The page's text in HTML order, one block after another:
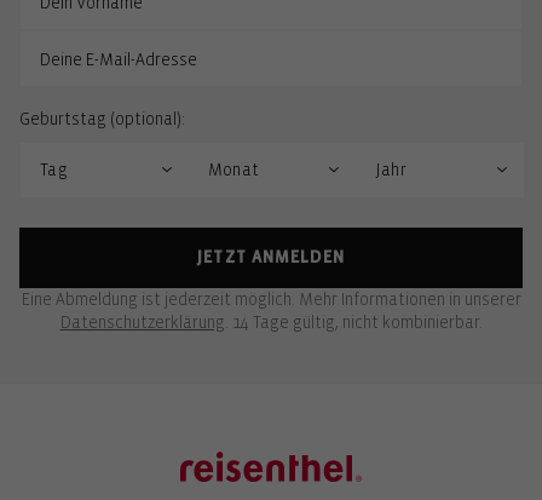
Geburtstag (optional):
JETZT ANMELDEN
Eine Abmeldung ist jederzeit möglich. Mehr Informationen in unserer
Datenschutzerklärung . 14 Tage gültig, nicht kombinierbar.